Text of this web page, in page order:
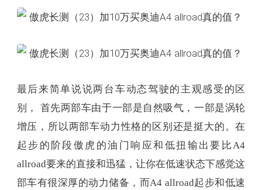
别， 首先两部车由于一部是自然吸气，一部是涡轮
起步的阶段傲虎的油门响应和低扭输出要比A4
部车有很深厚的动力储备，而A4 allroad起步和低速
状态下，动力有点慵懒和迟缓，但平顺度很高，依
然符合奥迪高档品牌的身份。
全力加速的时候傲虎效率很高，但同时又很线性，